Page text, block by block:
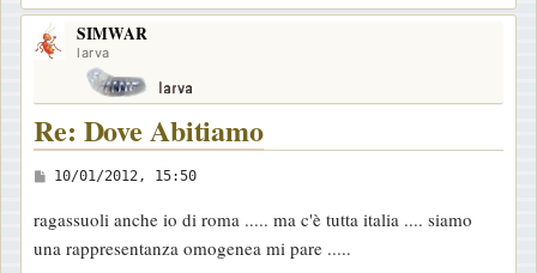
o
SIMWAR
larva
Re: Dove Abitiamo
M
s
s
10/01/2012, 15:50
ragassuoli anche io di roma ..... ma c'è tutta italia .... siamo
una rappresentanza omogenea mi pare .....